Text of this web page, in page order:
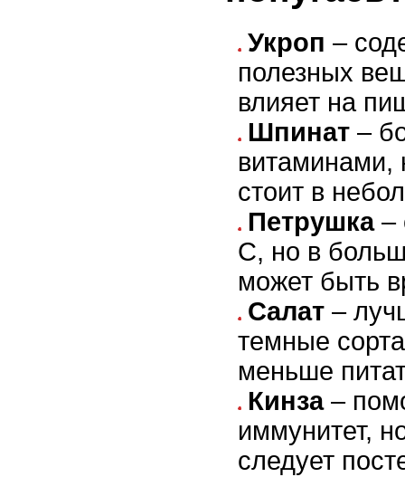
Укроп –
полезных
влияет на
Шпинат –
витаминами,
стоит в
Петрушка–
C, но в
может быть
Салат –
темные
меньше
Кинза–
иммунитет,
следует